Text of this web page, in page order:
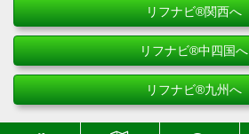
リフナビ®関西へ
リフナビ®中四国へ
リフナビ®九州へ